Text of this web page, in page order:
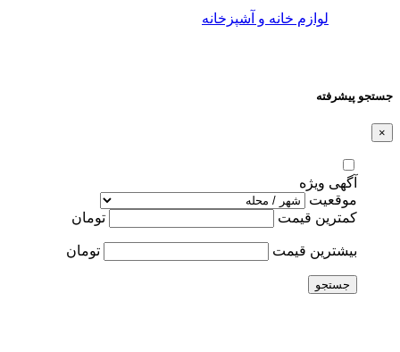
لوازم خانه و آشپزخانه
جستجو پیشرفته
×
آگهی ویژه
موقعیت
کمترین قیمت
تومان
بیشترین قیمت تومان
جستجو